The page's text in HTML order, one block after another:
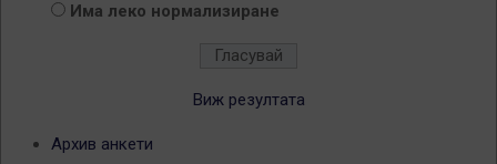
Има леко нормализиране
Виж резултата
Архив анкети